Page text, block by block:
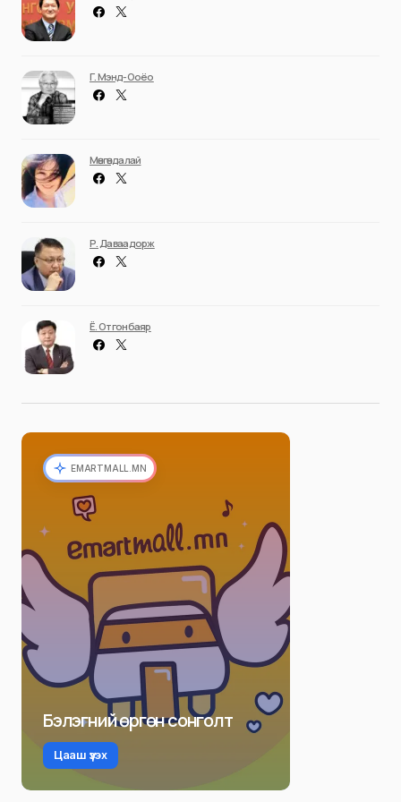
Г. Мэнд-Ооёо
Мөнгөндалай
Р. Даваадорж
Ё. Отгонбаяр
EMARTMALL.MN
Бэлэгний өргөн сонголт
Цааш үзэх